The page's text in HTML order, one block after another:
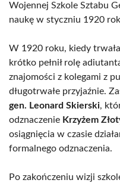
Wojennej Szkole Sztabu
naukę w styczniu 1920
W 1920 roku, kiedy
krótko pełnił rolę
znajomości z kolegami z
długotrwałe przyjaźnie.
gen. Leonard Skierski,
odznaczenie Krzyżem
osiągnięcia w czasie
formalnego odznaczenia.
Po zakończeniu wizji